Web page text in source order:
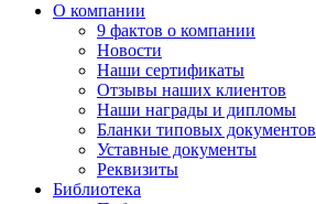
О компании
9 фактов о компании
Новости
Наши сертификаты
Отзывы наших клиентов
Наши награды и дипломы
Бланки типовых документов
Уставные документы
Реквизиты
Библиотека